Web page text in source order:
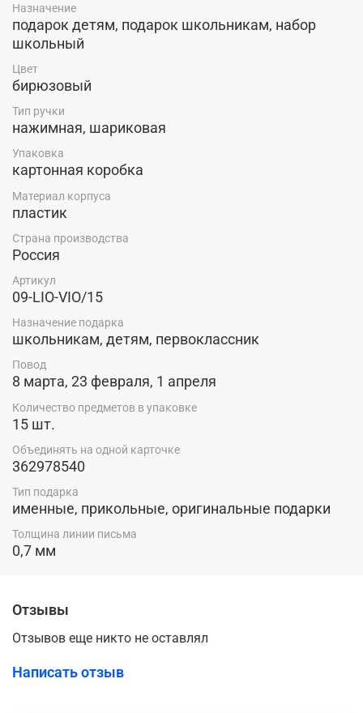
одинаковой надписью. ВНИМАНИЕ! Корпус ручки не
разборной, паста не меняется!
Назначение
подарок детям, подарок школьникам, набор
школьный
Цвет
бирюзовый
Тип ручки
нажимная, шариковая
Упаковка
картонная коробка
Материал корпуса
пластик
Страна производства
Россия
Артикул
09-LIO-VIO/15
Назначение подарка
школьникам, детям, первоклассник
Повод
8 марта, 23 февраля, 1 апреля
Количество предметов в упаковке
15 шт.
Объединять на одной карточке
362978540
Тип подарка
именные, прикольные, оригинальные подарки
Толщина линии письма
0,7 мм
Отзывы
Отзывов еще никто не оставлял
Написать отзыв